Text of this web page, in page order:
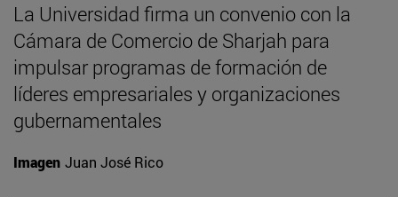
La Universidad firma un convenio con la
Cámara de Comercio de Sharjah para
impulsar programas de formación de
líderes empresariales y organizaciones
gubernamentales
Imagen Juan José Rico